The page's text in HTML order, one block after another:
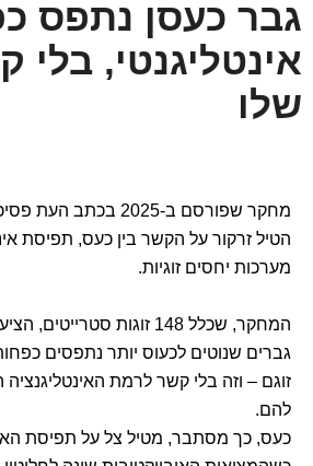
גבר כעסן נתפס
שלו
מחקר שפורסם ב-2025
הטיל זרקור על הקשר בין כעס, תפיסת
מערכות יחסים זוגיות.
המחקר, שכלל 148 זוגות סטרייטים, הציע נתונים מפתיעים:
גברים שנוטים לכעוס יותר נתפסים
זוגם – וזה בלי קשר לרמת
להם.
כעס, כך מסתבר, מטיל צל על תפיסת